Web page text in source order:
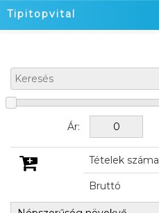
Tipitopvital
Termékeink
Üzleteink
Kapcsolat
Ár:
Tételek száma
Bruttó